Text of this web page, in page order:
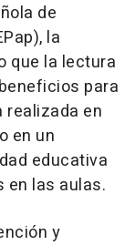
de
la
que la lectura
para
realizada en
en un
educativa
en las aulas.
y